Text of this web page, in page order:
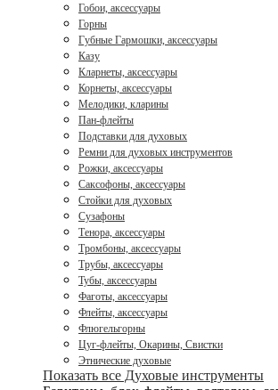
Гобои, аксессуары
Горны
Губные Гармошки, аксессуары
Казу
Кларнеты, аксессуары
Корнеты, аксессуары
Мелодики, кларины
Пан-флейты
Подставки для духовых
Ремни для духовых инструментов
Рожки, аксессуары
Саксофоны, аксессуары
Стойки для духовых
Сузафоны
Тенора, аксессуары
Тромбоны, аксессуары
Трубы, аксессуары
Тубы, аксессуары
Фаготы, аксессуары
Флейты, аксессуары
Флюгельгорны
Цуг-флейты, Окарины, Свистки
Этнические духовые
Показать все Духовые инструменты